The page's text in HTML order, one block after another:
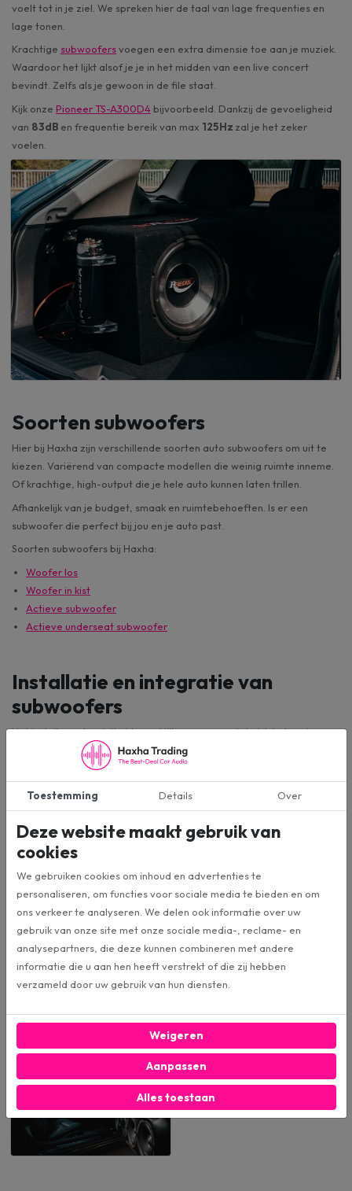
voelt tot in je ziel. We spreken hier de taal van lage frequenties en
lage tonen.
Krachtige subwoofersvoegen een extra dimensie toe aan je muziek.
Waardoor het lijkt alsof je je in het midden van een live concert
bevindt. Zelfs als je gewoon in de file staat.
Kijk onze Pioneer TS-A300D4bijvoorbeeld. Dankzij de gevoeligheid
van 83dB en frequentie bereik van max 125Hz zal je het zeker
voelen.
Soorten subwoofers
Hier bij Haxha zijn verschillende soorten auto subwoofers om uit te
kiezen. Variërend van compacte modellen die weinig ruimte inneme.
Of krachtige, high-output die je hele auto kunnen laten trillen.
Afhankelijk van je budget, smaak en ruimtebehoeften. Is er een
subwoofer die perfect bij jou en je auto past.
Soorten subwoofers bij Haxha:
Woofer los
Woofer in kist
Actieve subwoofer
Actieve underseat subwoofer
Installatie en integratie van
subwoofers
Het installeren kan intimiderend lijken, maar met de juiste kennis en
gereedschappen is het eigenlijk vrij eenvoudig. Veel subwoofers
worden geleverd met installatie-instructies. Daarnaast zijn er veel
online bronnen en handleidingen die je kunnen helpen bij het proces.
Hier zijn aantal tips om jou opweg te helpen:
Bereid je voor: Verzamel alle benodigde gereedschappen en
materialen voordat je begint met installeren. Dit omvat
zijn dat vrij is van verf, roest en andere isolatie materialen.
Pas de instellingen aan: experimenteer met de instellingen van
de subwoofers en andere audio componenten. Hiermee kan je
de geluidskwaliteit naar wens aan te passen
Toestemming Details Over
Deze website maakt gebruik van
cookies
We gebruiken cookies om inhoud en advertenties te
personaliseren, om functies voor sociale media te bieden en om
ons verkeer te analyseren. We delen ook informatie over uw
gebruik van onze site met onze sociale media-, reclame- en
analysepartners, die deze kunnen combineren met andere
informatie die u aan hen heeft verstrekt of die zij hebben
verzameld door uw gebruik van hun diensten.
Weigeren
Aanpassen
Alles toestaan